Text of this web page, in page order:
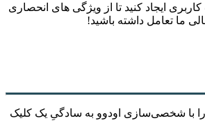
ایجاد کنید تا از ویژگی های انحصاری
ما تعامل داشته باشید!
با شخصی‌سازی اودوو به سادگیِ یک کلیک